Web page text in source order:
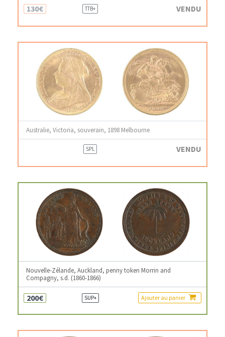
130€ TTB+ VENDU
Australie, Victoria, souverain, 1898 Melbourne
SPL VENDU
Nouvelle-Zélande, Auckland, penny token Morrin and
Compagny, s.d. (1860-1866)
200€ SUP+ Ajouter au panier